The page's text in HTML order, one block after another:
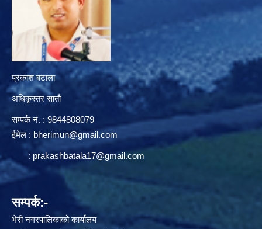
प्रकाश बटाला
अधिकृस्तर सातौ
सम्पर्क न‌ं. : 9844808079
ईमेल : bherimun@gmail.com
: prakashbatala17@gmail.com
सम्पर्क:-
भेरी नगरपालिकाको कार्यालय